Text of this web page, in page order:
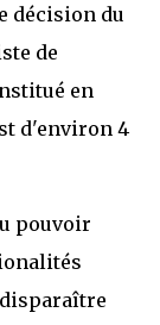
décision du
de
en
d'environ 4
pouvoir